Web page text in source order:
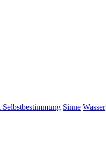
Selbstbestimmung Sinne Wasser